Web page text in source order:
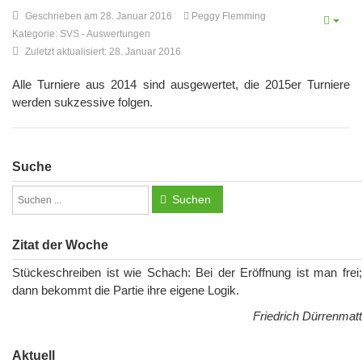
Geschrieben am 28. Januar 2016
Peggy Flemming
Kategorie: SVS -Auswertungen
Zuletzt aktualisiert: 28. Januar 2016
Alle Turniere aus 2014 sind ausgewertet, die 2015er Turniere
werden sukzessive folgen.
Suche
Suchen
Zitat der Woche
Stückeschreiben ist wie Schach: Bei der Eröffnung ist man frei;
dann bekommt die Partie ihre eigene Logik.
Friedrich Dürrenmatt
Aktuell